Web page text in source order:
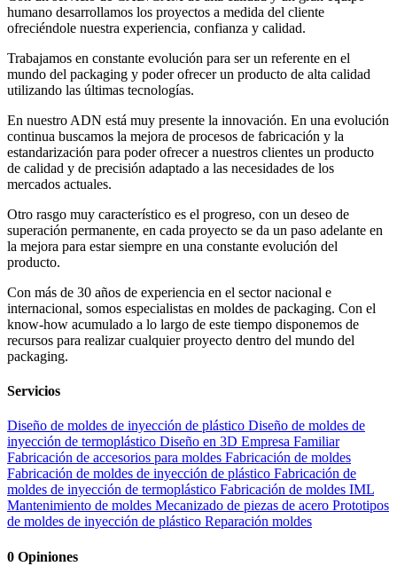
humano desarrollamos los proyectos a medida del cliente
ofreciéndole nuestra experiencia, confianza y calidad.
Trabajamos en constante evolución para ser un referente en el
mundo del packaging y poder ofrecer un producto de alta calidad
utilizando las últimas tecnologías.
En nuestro ADN está muy presente la innovación. En una evolución
continua buscamos la mejora de procesos de fabricación y la
estandarización para poder ofrecer a nuestros clientes un producto
de calidad y de precisión adaptado a las necesidades de los
mercados actuales.
Otro rasgo muy característico es el progreso, con un deseo de
superación permanente, en cada proyecto se da un paso adelante en
la mejora para estar siempre en una constante evolución del
producto.
Con más de 30 años de experiencia en el sector nacional e
internacional, somos especialistas en moldes de packaging. Con el
know-how acumulado a lo largo de este tiempo disponemos de
recursos para realizar cualquier proyecto dentro del mundo del
packaging.
Servicios
Diseño de moldes de inyección de plástico Diseño de moldes de
inyección de termoplástico Diseño en 3D Empresa Familiar
Fabricación de accesorios para moldes Fabricación de moldes
Fabricación de moldes de inyección de plástico Fabricación de
moldes de inyección de termoplástico Fabricación de moldes IML
Mantenimiento de moldes Mecanizado de piezas de acero Prototipos
de moldes de inyección de plástico Reparación moldes
0 Opiniones